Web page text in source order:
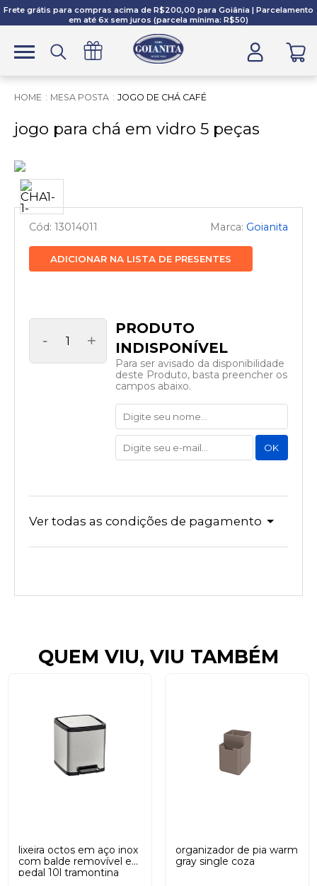
Frete grátis para compras acima de R$200,00 para Goiânia | Parcelamento
em até 6x sem juros (parcela mínima: R$50)
MESA POSTA JOGO DE CHÁ CAFÉ
jogo para chá em vidro 5 peças
13014011 Goianita
ADICIONAR NA LISTA DE PRESENTES
- +
Para ser avisado da disponibilidade
deste Produto, basta preencher os
campos abaixo.
Ver todas as condições de pagamento
QUEM VIU, VIU TAMBÉM
lixeira octos em aço inox
com balde removível e
pedal 10l tramontina
organizador de pia warm
gray single coza